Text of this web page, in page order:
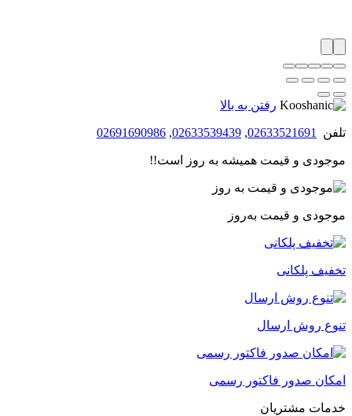
رفتن به بالا
تلفن 02633521691
,
02633539439
,
02691690986
موجودی و قیمت همیشه به روز است!!
موجودی و قیمت به‌روز
تخفیف پلکانی
تنوع روش ارسال
امکان صدور فاکتور رسمی
خدمات مشتریان